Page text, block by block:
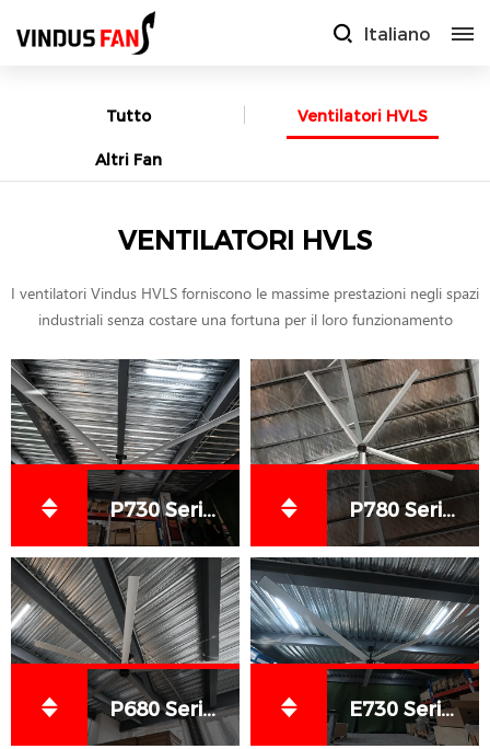
Italiano
Tutto
Ventilatori HVLS
Altri Fan
VENTILATORI HVLS
I ventilatori Vindus HVLS forniscono le massime prestazioni negli spazi
industriali senza costare una fortuna per il loro funzionamento
P730 Series HVLS Fans P780 Series HVLS Fans
P680 Series HVLS Fans E730 Series HVLS Fans